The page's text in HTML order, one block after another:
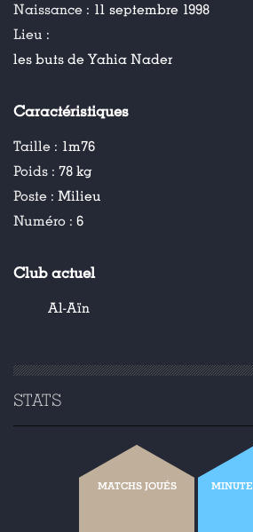
Naissance : 11 septembre 1998
Lieu :
les buts de Yahia Nader
Caractéristiques
Taille : 1m76
Poids : 78 kg
Poste : Milieu
Numéro : 6
Club actuel
Al-Aïn
STATS
MATCHS JOUÉS